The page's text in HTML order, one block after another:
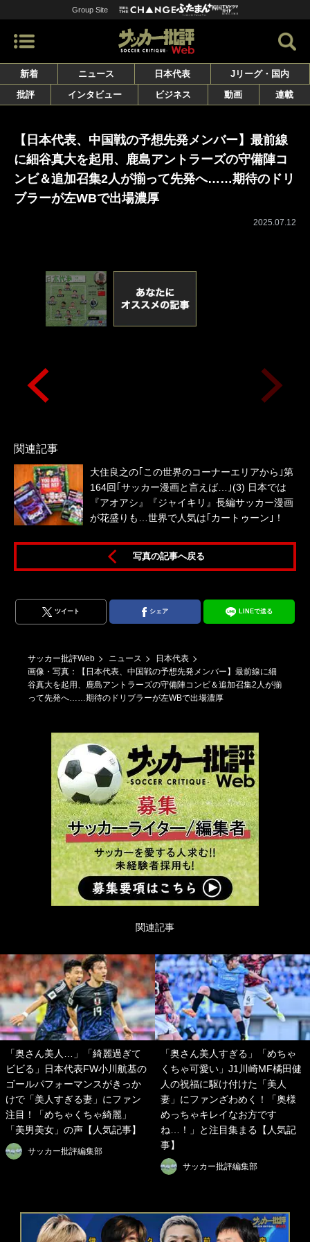
Group Site
新着 ニュース 日本代表
Jリーグ・国内
批評
インタビュー ビジネス 動画 連載
【日本代表、中国戦の予想先発メンバー】最前線
に細谷真大を起用、鹿島アントラーズの守備陣コ
ンビ＆追加召集2人が揃って先発へ……期待のドリ
ブラーが左WBで出場濃厚
2025.07.12
関連記事
大住良之の｢この世界のコーナーエリアから｣第
164回｢サッカー漫画と言えば…｣(3) 日本では
『アオアシ』『ジャイキリ』長編サッカー漫画
が花盛りも…世界で人気は｢カートゥーン｣！
写真の記事へ戻る
ツイート シェア LINEで送る
サッカー批評Web ニュース
日本代表
画像・写真：【日本代表、中国戦の予想先発メンバー】最前線に細
谷真大を起用、鹿島アントラーズの守備陣コンビ＆追加召集2人が揃
って先発へ……期待のドリブラーが左WBで出場濃厚
関連記事
「奥さん美人…」「綺麗過ぎて
ビビる」日本代表FW小川航基の
ゴールパフォーマンスがきっか
けで「美人すぎる妻」にファン
注目！「めちゃくちゃ綺麗」
「美男美女」の声【人気記事】
サッカー批評編集部
「奥さん美人すぎる」「めちゃ
くちゃ可愛い」J1川崎MF橘田健
人の祝福に駆け付けた「美人
妻」にファンざわめく！「奥様
めっちゃキレイなお方です
ね…！」と注目集まる【人気記
事】
サッカー批評編集部